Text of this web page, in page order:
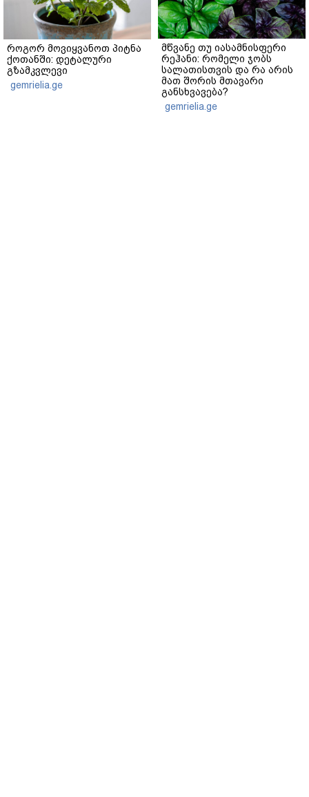
როგორ მოვიყვანოთ პიტნა
ქოთანში: დეტალური
გზამკვლევი
gemrielia.ge
მწვანე თუ იასამნისფერი
რეჰანი: რომელი ჯობს
სალათისთვის და რა არის
მათ შორის მთავარი
განსხვავება?
gemrielia.ge